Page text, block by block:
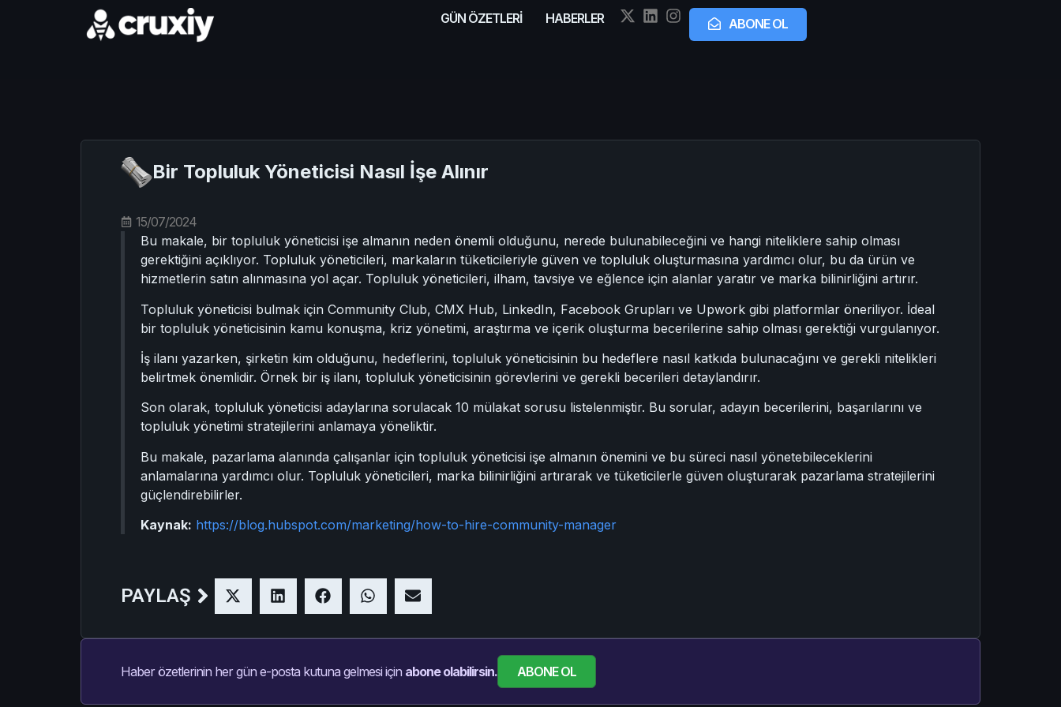
GÜN ÖZETLERİ HABERLER ABONE OL
Bir Topluluk Yöneticisi Nasıl İşe Alınır
15/07/2024
Bu makale, bir topluluk yöneticisi işe almanın neden önemli olduğunu, nerede bulunabileceğini ve hangi niteliklere sahip olması
gerektiğini açıklıyor. Topluluk yöneticileri, markaların tüketicileriyle güven ve topluluk oluşturmasına yardımcı olur, bu da ürün ve
hizmetlerin satın alınmasına yol açar. Topluluk yöneticileri, ilham, tavsiye ve eğlence için alanlar yaratır ve marka bilinirliğini artırır.
Topluluk yöneticisi bulmak için Community Club, CMX Hub, LinkedIn, Facebook Grupları ve Upwork gibi platformlar öneriliyor. İdeal
bir topluluk yöneticisinin kamu konuşma, kriz yönetimi, araştırma ve içerik oluşturma becerilerine sahip olması gerektiği vurgulanıyor.
İş ilanı yazarken, şirketin kim olduğunu, hedeflerini, topluluk yöneticisinin bu hedeflere nasıl katkıda bulunacağını ve gerekli nitelikleri
belirtmek önemlidir. Örnek bir iş ilanı, topluluk yöneticisinin görevlerini ve gerekli becerileri detaylandırır.
Son olarak, topluluk yöneticisi adaylarına sorulacak 10 mülakat sorusu listelenmiştir. Bu sorular, adayın becerilerini, başarılarını ve
topluluk yönetimi stratejilerini anlamaya yöneliktir.
Bu makale, pazarlama alanında çalışanlar için topluluk yöneticisi işe almanın önemini ve bu süreci nasıl yönetebileceklerini
anlamalarına yardımcı olur. Topluluk yöneticileri, marka bilinirliğini artırarak ve tüketicilerle güven oluşturarak pazarlama stratejilerini
güçlendirebilirler.
Kaynak: https://blog.hubspot.com/marketing/how-to-hire-community-manager
PAYLAŞ
Haber özetlerinin her gün e-posta kutuna gelmesi için abone olabilirsin. ABONE OL